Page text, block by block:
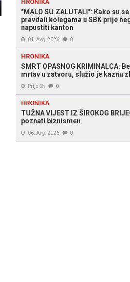
HRONIKA
"MALO SU ZALUTALI": Kako su
pravdali kolegama u SBK prije
napustiti kanton
04. Avg. 2026 0
HRONIKA
SMRT OPASNOG KRIMINALCA:
mrtav u zatvoru, služio je kaznu
Prije 6h 0
HRONIKA
TUŽNA VIJEST IZ ŠIROKOG
poznati biznismen
06. Avg. 2026 0